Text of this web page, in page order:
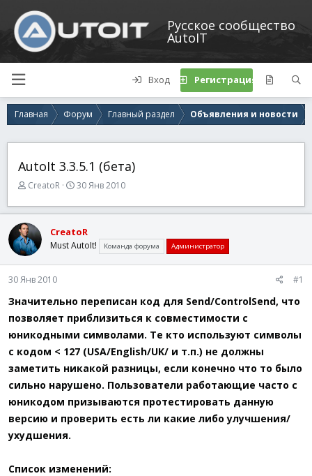
Русское сообщество
AutoIT
Вход Регистрация
Главная Форум Главный раздел Объявления и новости
AutoIt 3.3.5.1 (бета)
А
т
о
р
т
е
ы
CreatoR
Д
т
н
а
а
30 Янв 2010
CreatoR
Must AutoIt! Команда форума Администратор
30 Янв 2010 #1
Значительно переписан код для Send/ControlSend, что
позволяет приблизиться к совместимости с
юникодными символами. Те кто используют символы
с кодом < 127 (USA/English/UK/ и т.п.) не должны
заметить никакой разницы, если конечно что то было
сильно нарушено. Пользователи работающие часто с
юникодом призываются протестировать данную
версию и проверить есть ли какие либо улучшения/
ухудшения.
Список изменений: